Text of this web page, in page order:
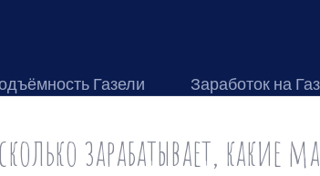
Газели Заработок на
зарабатывает, какие